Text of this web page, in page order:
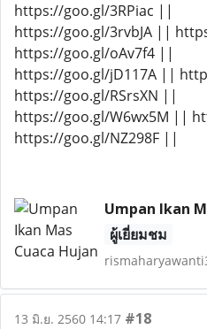
https://goo.gl/3RPiac ||
https://goo.gl/3rvbJA ||
https://goo.gl/oAv7f4 ||
https://goo.gl/jD117A ||
https://goo.gl/RSrsXN ||
https://goo.gl/W6wx5M ||
https://goo.gl/NZ298F ||
Umpan Ikan
ผู้เยี่ยมชม
13 มิ.ย. 2560 14:17 #18